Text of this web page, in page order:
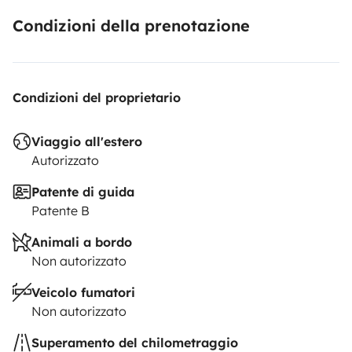
Condizioni della prenotazione
Condizioni del proprietario
Viaggio all'estero
Autorizzato
Patente di guida
Patente B
Animali a bordo
Non autorizzato
Veicolo fumatori
Non autorizzato
Superamento del chilometraggio